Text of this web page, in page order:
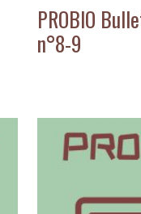
PROBIO
n°8-9